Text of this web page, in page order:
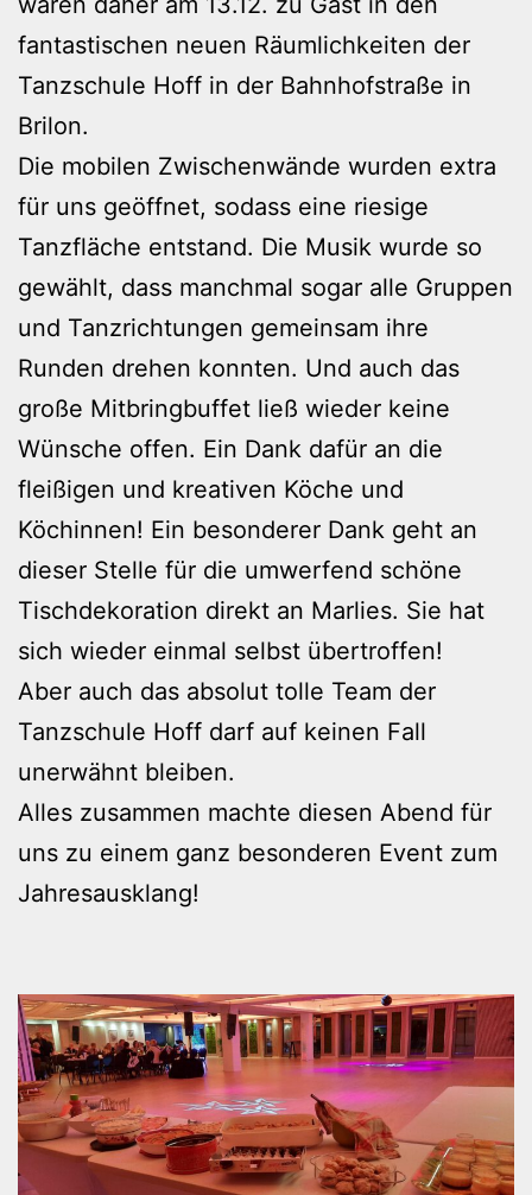
fantastischen neuen Räumlichkeiten der
Tanzschule Hoff in der Bahnhofstraße in
Brilon.
Die mobilen Zwischenwände wurden extra
für uns geöffnet, sodass eine riesige
Tanzfläche entstand. Die Musik wurde so
gewählt, dass manchmal sogar alle Gruppen
und Tanzrichtungen gemeinsam ihre
Runden drehen konnten. Und auch das
große Mitbringbuffet ließ wieder keine
Wünsche offen. Ein Dank dafür an die
fleißigen und kreativen Köche und
Köchinnen! Ein besonderer Dank geht an
dieser Stelle für die umwerfend schöne
Tischdekoration direkt an Marlies. Sie hat
sich wieder einmal selbst übertroffen!
Aber auch das absolut tolle Team der
Tanzschule Hoff darf auf keinen Fall
unerwähnt bleiben.
Alles zusammen machte diesen Abend für
uns zu einem ganz besonderen Event zum
Jahresausklang!